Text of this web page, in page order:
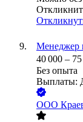
Менеджер
40 000 –
Без опыта
Выплаты:
ООО